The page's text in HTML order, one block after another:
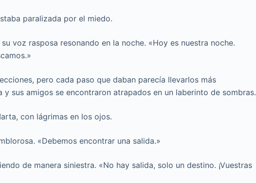
paralizada por el miedo.
voz rasposa resonando en la noche. «Hoy es nuestra noche.
pero cada paso que daban parecía llevarlos más
sus amigos se encontraron atrapados en un laberinto de sombras.
con lágrimas en los ojos.
«Debemos encontrar una salida.»
de manera siniestra. «No hay salida, solo un destino. ¡Vuestras